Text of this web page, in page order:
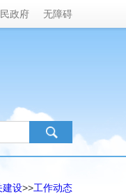
政府 无障碍
建设>>工作动态